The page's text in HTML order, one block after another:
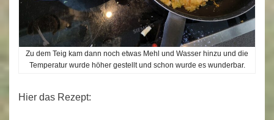
Zu dem Teig kam dann noch etwas Mehl und Wasser hinzu und die
Temperatur wurde höher gestellt und schon wurde es wunderbar.
Hier das Rezept: